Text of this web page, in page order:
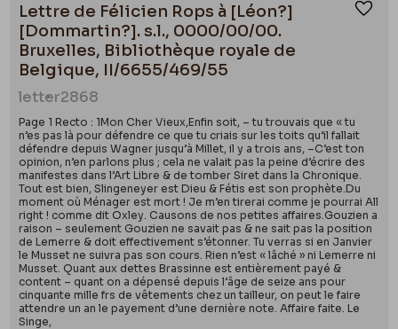
Lettre de Félicien Rops à [Léon?]
[Dommartin?]. s.l., 0000/00/00.
Bruxelles, Bibliothèque royale de
Belgique, II/6655/469/55
letter2868
Page 1 Recto : 1Mon Cher Vieux,Enfin soit, – tu trouvais que « tu
n’es pas là pour défendre ce que tu criais sur les toits qu’il fallait
défendre depuis Wagner jusqu’à Millet, il y a trois ans, –C’est ton
opinion, n’en parlons plus ; cela ne valait pas la peine d’écrire des
manifestes dans l’Art Libre & de tomber Siret dans la Chronique.
Tout est bien, Slingeneyer est Dieu & Fétis est son prophète.Du
moment où Ménager est mort ! Je m’en tirerai comme je pourrai All
right ! comme dit Oxley. Causons de nos petites affaires.Gouzien a
raison – seulement Gouzien ne savait pas & ne sait pas la position
de Lemerre & doit effectivement s’étonner. Tu verras si en Janvier
le Musset ne suivra pas son cours. Rien n’est « lâché » ni Lemerre ni
Musset. Quant aux dettes Brassinne est entièrement payé &
content – quant on a dépensé depuis l’âge de seize ans pour
cinquante mille frs de vêtements chez un tailleur, on peut le faire
attendre un an le payement d’une dernière note. Affaire faite. Le
Singe,